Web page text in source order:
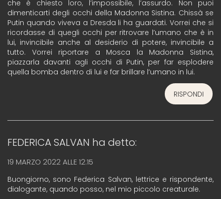
che è chiesto loro, l’impossibile, l’assurdo. Non puoi
dimenticarti degli occhi della Madonna Sistina. Chissà se
Putin quando viveva a Dresda li ha guardati. Vorrei che si
ricordasse di quegli occhi per ritrovare l’umano che è in
lui, invincibile anche al desiderio di potere, invincibile a
tutto. Vorrei riportare a Mosca la Madonna Sistina,
piazzarla davanti agli occhi di Putin, per far esplodere
quella bomba dentro di lui e far brillare l’umano in lui.
RISPONDI
FEDERICA SALVAN ha detto:
19 MARZO 2022 ALLE 12:15
Buongiorno, sono Federica Salvan, lettrice e rispondente,
dialogante, quando posso, nel mio piccolo creaturale.